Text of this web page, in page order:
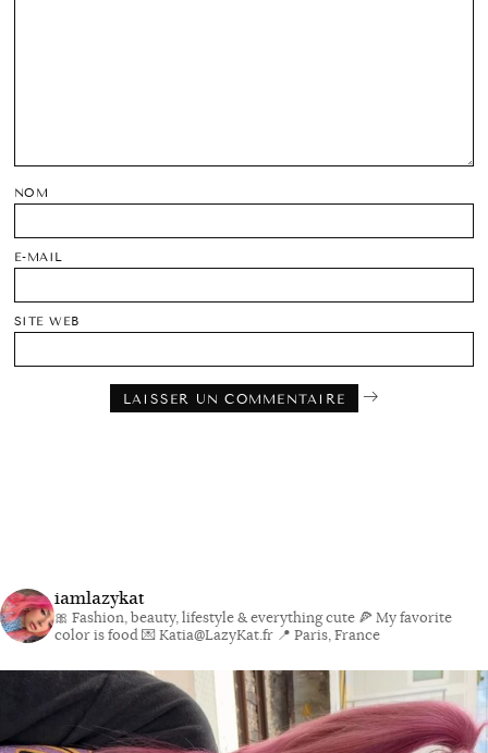
NOM
E-MAIL
SITE WEB
iamlazykat
🎀 Fashion, beauty, lifestyle & everything cute 🍕 My favorite
color is food💌 Katia@LazyKat.fr 📍 Paris, France